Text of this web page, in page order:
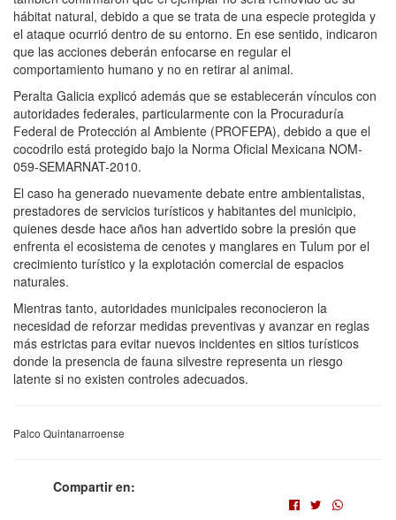
hábitat natural, debido a que se trata de una especie protegida y
el ataque ocurrió dentro de su entorno. En ese sentido, indicaron
que las acciones deberán enfocarse en regular el
comportamiento humano y no en retirar al animal.
Peralta Galicia explicó además que se establecerán vínculos con
autoridades federales, particularmente con la Procuraduría
Federal de Protección al Ambiente (PROFEPA), debido a que el
cocodrilo está protegido bajo la Norma Oficial Mexicana NOM-
059-SEMARNAT-2010.
El caso ha generado nuevamente debate entre ambientalistas,
prestadores de servicios turísticos y habitantes del municipio,
quienes desde hace años han advertido sobre la presión que
enfrenta el ecosistema de cenotes y manglares en Tulum por el
crecimiento turístico y la explotación comercial de espacios
naturales.
Mientras tanto, autoridades municipales reconocieron la
necesidad de reforzar medidas preventivas y avanzar en reglas
más estrictas para evitar nuevos incidentes en sitios turísticos
donde la presencia de fauna silvestre representa un riesgo
latente si no existen controles adecuados.
Palco Quintanarroense
Compartir en: